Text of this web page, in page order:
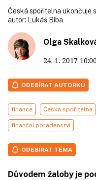
Česká spořitelna ukončuje
autor:
Lukáš Bíba
Olga
24. 1. 2017 10:00
ODEBÍRAT AUTORKU
finance Česká spořitelna
finanční poradenství
ODEBÍRAT TÉMA
Důvodem žaloby je